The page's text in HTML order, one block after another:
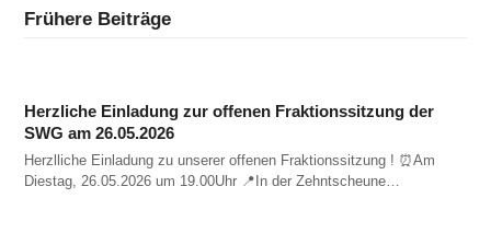
Frühere Beiträge
Herzliche Einladung zur offenen Fraktionssitzung der
SWG am 26.05.2026
Herzlliche Einladung zu unserer offenen Fraktionssitzung ! ⏰️Am
Diestag, 26.05.2026 um 19.00Uhr 📍In der Zehntscheune…